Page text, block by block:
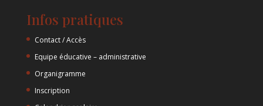
Infos pratiques
Contact / Accès
Equipe éducative – administrative
Organigramme
Inscription